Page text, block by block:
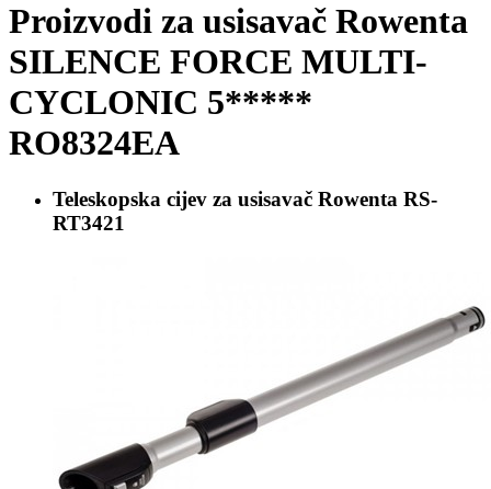
Proizvodi za usisavač Rowenta
SILENCE FORCE MULTI-
CYCLONIC 5*****
RO8324EA
Teleskopska cijev za usisavač Rowenta RS-
RT3421